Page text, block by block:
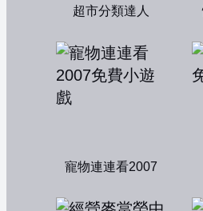
超市分類達人
寵物連連看2007